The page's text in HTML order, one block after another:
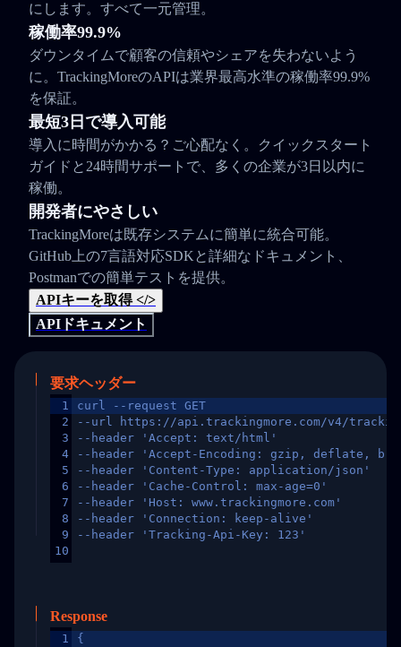
にします。すべて一元管理。
稼働率99.9%
ダウンタイムで顧客の信頼やシェアを失わないよう
に。TrackingMoreのAPIは業界最高水準の稼働率99.9%
を保証。
最短3日で導入可能
導入に時間がかかる？ご心配なく。クイックスタート
ガイドと24時間サポートで、多くの企業が3日以内に
稼働。
開発者にやさしい
TrackingMoreは既存システムに簡単に統合可能。
GitHub上の7言語対応SDKと詳細なドキュメント、
Postmanでの簡単テストを提供。
APIキーを取得 </>
APIドキュメント
要求ヘッダー
1
2
3
4
5
6
7
8
9
10
curl --request GET
--url https://api.trackingmore.com/v4/trackings/
--header 'Accept: text/html'
--header 'Accept-Encoding: gzip, deflate,
--header 'Content-Type: application/json'
--header 'Cache-Control: max-age=0'
--header 'Host: www.trackingmore.com'
--header 'Connection: keep-alive'
--header 'Tracking-Api-Key: 123'
Response
1
{